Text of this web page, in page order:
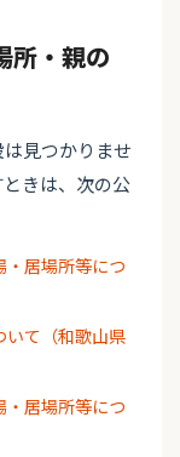
所・親の
見つかりませ
きは、次の公
居場所等につ
いて（和歌山県
居場所等につ